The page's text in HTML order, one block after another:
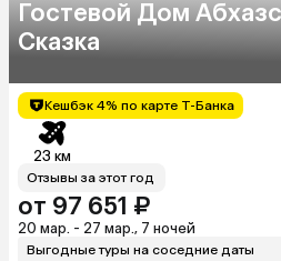
Гостевой Дом
Сказка
Кешбэк 4% по карте Т-Банка
23 км
Отзывы за этот год
от 97 651 ₽
20 мар. - 27 мар., 7 ночей
Выгодные туры на соседние даты